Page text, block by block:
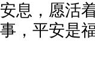
安息，愿活
事，平安是